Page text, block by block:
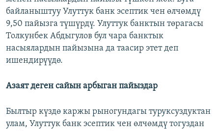
байланыштуу Улуттук банк эсептик чен өлчөмдү
9,50 пайызга түшүрдү. Улуттук банктын төрагасы
Толкунбек Абдыгулов бул чара банктык
насыялардын пайызына да таасир этет деп
ишендирүүдө.
Азаят деген сайын арбыган пайыздар
Былтыр күздө каржы рыногундагы туруксуздуктан
улам, Улуттук банк эсептик чен өлчөмдү тогуздан